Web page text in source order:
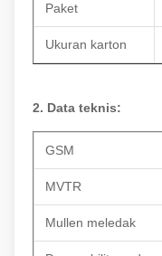
Paket
Ukuran karton
2. Data teknis:
GSM
MVTR
Mullen meledak